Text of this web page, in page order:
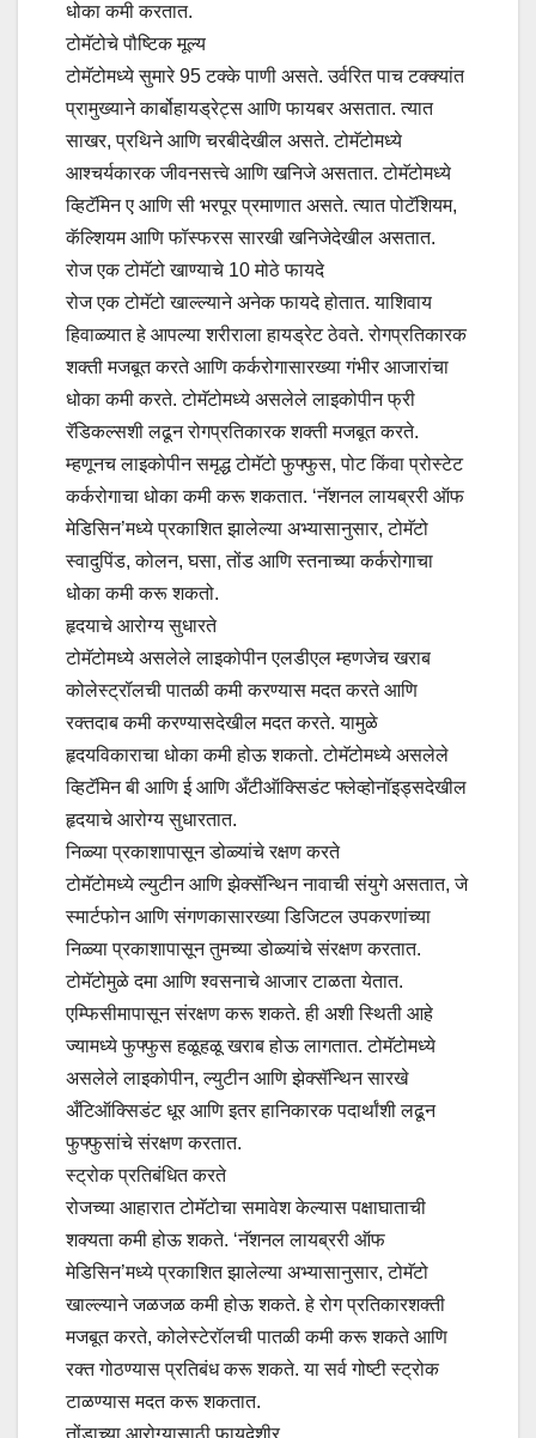
धोका कमी करतात.
टोमॅटोचे पौष्टिक मूल्य
टोमॅटोमध्ये सुमारे 95 टक्के पाणी असते. उर्वरित पाच टक्क्यांत
प्रामुख्याने कार्बोहायड्रेट्स आणि फायबर असतात. त्यात
साखर, प्रथिने आणि चरबीदेखील असते. टोमॅटोमध्ये
आश्चर्यकारक जीवनसत्त्वे आणि खनिजे असतात. टोमॅटोमध्ये
व्हिटॅमिन ए आणि सी भरपूर प्रमाणात असते. त्यात पोटॅशियम,
कॅल्शियम आणि फॉस्फरस सारखी खनिजेदेखील असतात.
रोज एक टोमॅटो खाण्याचे 10 मोठे फायदे
रोज एक टोमॅटो खाल्ल्याने अनेक फायदे होतात. याशिवाय
हिवाळ्यात हे आपल्या शरीराला हायड्रेट ठेवते. रोगप्रतिकारक
शक्ती मजबूत करते आणि कर्करोगासारख्या गंभीर आजारांचा
धोका कमी करते. टोमॅटोमध्ये असलेले लाइकोपीन फ्री
रॅडिकल्सशी लढून रोगप्रतिकारक शक्ती मजबूत करते.
म्हणूनच लाइकोपीन समृद्ध टोमॅटो फुफ्फुस, पोट किंवा प्रोस्टेट
कर्करोगाचा धोका कमी करू शकतात. ‌‘नॅशनल लायब्ररी ऑफ
मेडिसिन‌’मध्ये प्रकाशित झालेल्या अभ्यासानुसार, टोमॅटो
स्वादुपिंड, कोलन, घसा, तोंड आणि स्तनाच्या कर्करोगाचा
धोका कमी करू शकतो.
हृदयाचे आरोग्य सुधारते
टोमॅटोमध्ये असलेले लाइकोपीन एलडीएल म्हणजेच खराब
कोलेस्ट्रॉलची पातळी कमी करण्यास मदत करते आणि
रक्तदाब कमी करण्यासदेखील मदत करते. यामुळे
हृदयविकाराचा धोका कमी होऊ शकतो. टोमॅटोमध्ये असलेले
व्हिटॅमिन बी आणि ई आणि अँटीऑक्सिडंट फ्लेव्होनॉइड्सदेखील
हृदयाचे आरोग्य सुधारतात.
निळ्या प्रकाशापासून डोळ्यांचे रक्षण करते
टोमॅटोमध्ये ल्युटीन आणि झेक्सॅन्थिन नावाची संयुगे असतात, जे
स्मार्टफोन आणि संगणकासारख्या डिजिटल उपकरणांच्या
निळ्या प्रकाशापासून तुमच्या डोळ्यांचे संरक्षण करतात.
टोमॅटोमुळे दमा आणि श्वसनाचे आजार टाळता येतात.
एम्फिसीमापासून संरक्षण करू शकते. ही अशी स्थिती आहे
ज्यामध्ये फुफ्फुस हळूहळू खराब होऊ लागतात. टोमॅटोमध्ये
असलेले लाइकोपीन, ल्युटीन आणि झेक्सॅन्थिन सारखे
अँटिऑक्सिडंट धूर आणि इतर हानिकारक पदार्थांशी लढून
फुफ्फुसांचे संरक्षण करतात.
स्ट्रोक प्रतिबंधित करते
रोजच्या आहारात टोमॅटोचा समावेश केल्यास पक्षाघाताची
शक्यता कमी होऊ शकते. ‌‘नॅशनल लायब्ररी ऑफ
मेडिसिन‌’मध्ये प्रकाशित झालेल्या अभ्यासानुसार, टोमॅटो
खाल्ल्याने जळजळ कमी होऊ शकते. हे रोग प्रतिकारशक्ती
मजबूत करते, कोलेस्टेरॉलची पातळी कमी करू शकते आणि
रक्त गोठण्यास प्रतिबंध करू शकते. या सर्व गोष्टी स्ट्रोक
टाळण्यास मदत करू शकतात.